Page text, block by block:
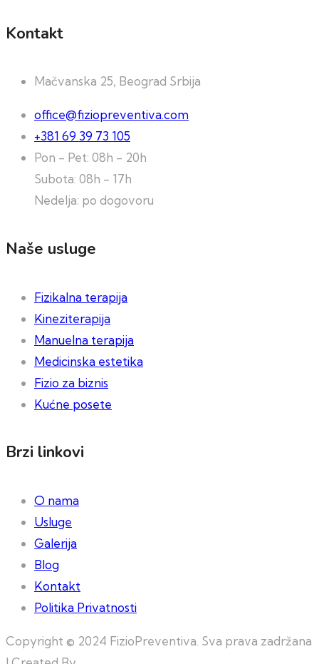
Kontakt
Mačvanska 25, Beograd Srbija
office@fiziopreventiva.com
+381 69 39 73 105
Pon - Pet: 08h - 20h
Subota: 08h - 17h
Nedelja: po dogovoru
Naše usluge
Fizikalna terapija
Kineziterapija
Manuelna terapija
Medicinska estetika
Fizio za biznis
Kućne posete
Brzi linkovi
O nama
Usluge
Galerija
Blog
Kontakt
Politika Privatnosti
Copyright © 2024 FizioPreventiva. Sva prava zadržana